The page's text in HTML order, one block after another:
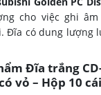
cho việc ghi
Đĩa có dung lượng
Đĩa trắng
vỏ – Hộp 10 cái